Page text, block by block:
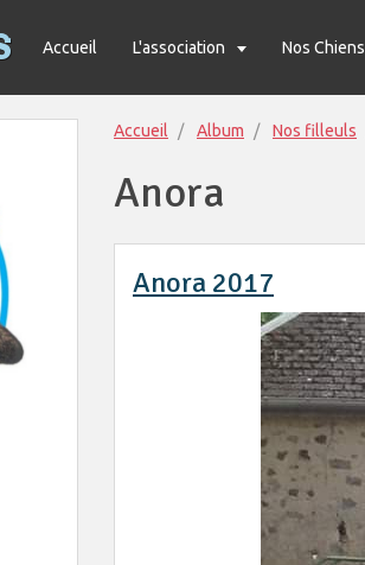
Accueil L'association Nos Chiens
Accueil Album Nos filleuls
Anora
Anora 2017